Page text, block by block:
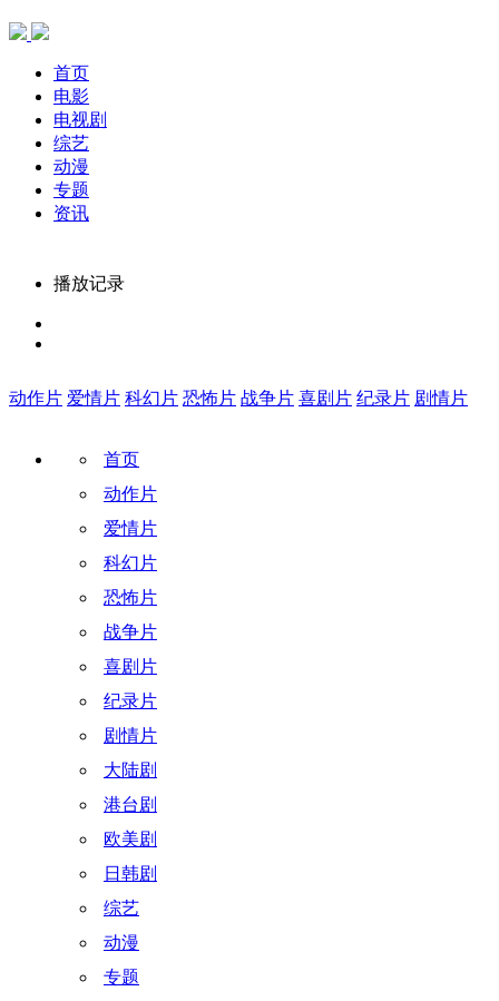
首页
电影
电视剧
综艺
动漫
专题
资讯
播放记录
动作片 爱情片 科幻片 恐怖片 战争片 喜剧片 纪录片 剧情片
首页
动作片
爱情片
科幻片
恐怖片
战争片
喜剧片
纪录片
剧情片
大陆剧
港台剧
欧美剧
日韩剧
综艺
动漫
专题